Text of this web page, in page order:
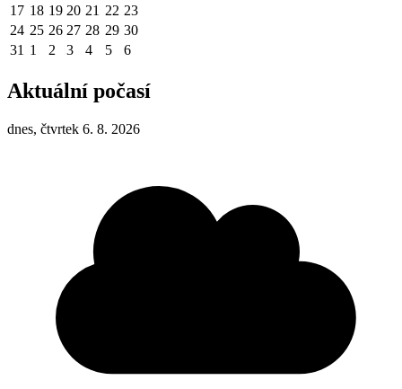
17 18 19 20 21 22 23
24 25 26 27 28 29 30
31 1 2 3 4 5 6
Aktuální počasí
dnes, čtvrtek 6. 8. 2026